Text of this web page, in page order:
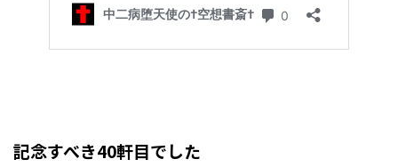
記念すべき40軒目でした